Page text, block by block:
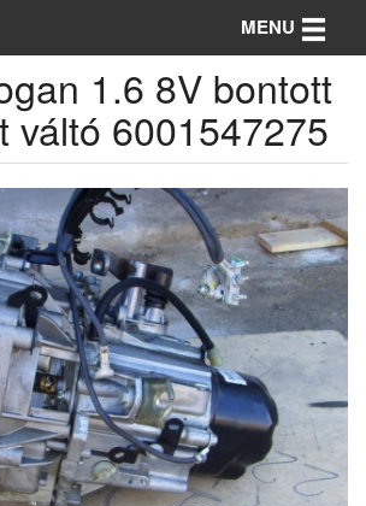
MENU Toggle
1.6 8V bontott
váltó 6001547275